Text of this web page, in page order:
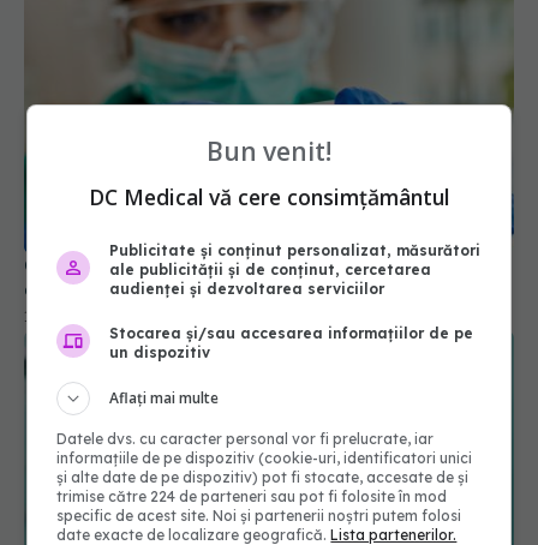
Cum au fost afectați diabeticii de COVID. Ce s-a
aflat abia acum
19 apr 2024, 11:45
Bun venit!
DC Medical vă cere consimțământul
Publicitate și conținut personalizat, măsurători
ale publicității și de conținut, cercetarea
audienței și dezvoltarea serviciilor
Stocarea și/sau accesarea informațiilor de pe
un dispozitiv
Aflați mai multe
Datele dvs. cu caracter personal vor fi prelucrate, iar
informațiile de pe dispozitiv (cookie-uri, identificatori unici
și alte date de pe dispozitiv) pot fi stocate, accesate de și
trimise către 224 de parteneri sau pot fi folosite în mod
specific de acest site. Noi și partenerii noștri putem folosi
date exacte de localizare geografică.Lista partenerilor.